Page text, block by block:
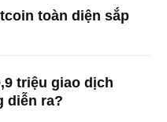
toàn diện sắp
triệu giao dịch
diễn ra?